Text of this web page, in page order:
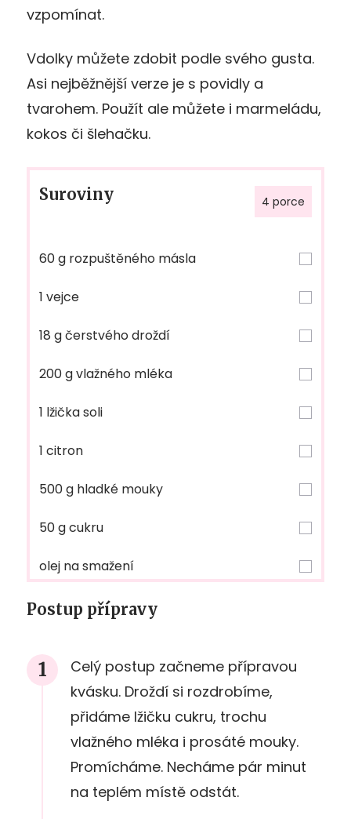
vzpomínat.
Vdolky můžete zdobit podle svého gusta.
Asi nejběžnější verze je s povidly a
tvarohem. Použít ale můžete i marmeládu,
kokos či šlehačku.
Suroviny 4 porce
60 g rozpuštěného másla
1 vejce
18 g čerstvého droždí
200 g vlažného mléka
1 lžička soli
1 citron
500 g hladké mouky
50 g cukru
olej na smažení
Postup přípravy
Celý postup začneme přípravou
kvásku. Droždí si rozdrobíme,
přidáme lžičku cukru, trochu
vlažného mléka i prosáté mouky.
Promícháme. Necháme pár minut
na teplém místě odstát.